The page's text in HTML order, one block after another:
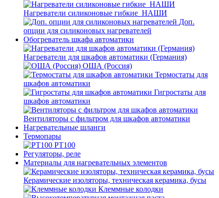
Нагреватели силиконовые гибкие_НАШИ
Доп.
опции для силиконовых нагревателей
Обогреватель шкафа автоматики
Нагреватели для шкафов автоматики (Германия)
ОША (Россия)
Термостаты для
шкафов автоматики
Гигростаты для
шкафов автоматики
Вентиляторы с фильтром для шкафов автоматики
Нагревательные шланги
Термопары
PT100
Регуляторы, реле
Материалы для нагревательных элементов
Керамические изоляторы, техническая керамика, бусы
Клеммные колодки